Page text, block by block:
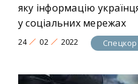
яку інформацію
у соціальних мережах
24 02 2022 Спецкор